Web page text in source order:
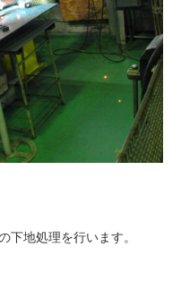
下地処理を行います。